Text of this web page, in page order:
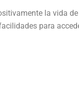
la vida
para